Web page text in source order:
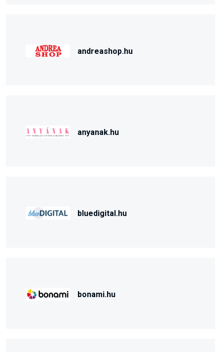
andreashop.hu
anyanak.hu
bluedigital.hu
bonami.hu